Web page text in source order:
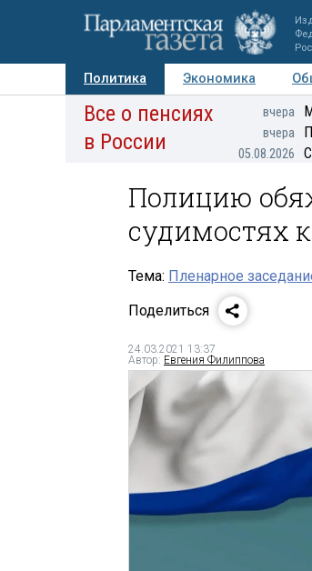
Политика Экономика
Авторы Персоны Мнения
Все о пенсиях
в России
вчера
вчера
05.08.2026
Полицию
судимостях
Тема: Пленарное
Поделиться
24.03.2021 13:37
Автор: Евгения Филиппова